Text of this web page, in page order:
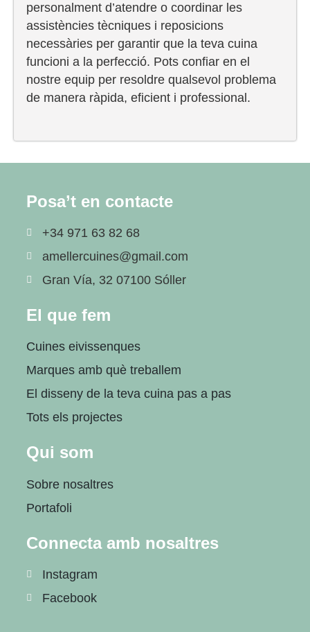
personalment d’atendre o coordinar les
assistències tècniques i reposicions
necessàries per garantir que la teva cuina
funcioni a la perfecció. Pots confiar en el
nostre equip per resoldre qualsevol problema
de manera ràpida, eficient i professional.
El que fem
Cuines eivissenques
Marques amb què treballem
El disseny de la teva cuina pas a pas
Tots els projectes
Qui som
Sobre nosaltres
Portafoli
Connecta amb nosaltres
Instagram
Facebook
Posa’t en contacte
+34 971 63 82 68
amellercuines@gmail.com
Gran Vía, 32 07100 Sóller